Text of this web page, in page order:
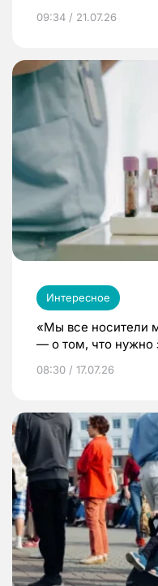
09:34 / 21.07.26
Интересное
«Мы все носители
— о том, что нужно
08:30 / 17.07.26